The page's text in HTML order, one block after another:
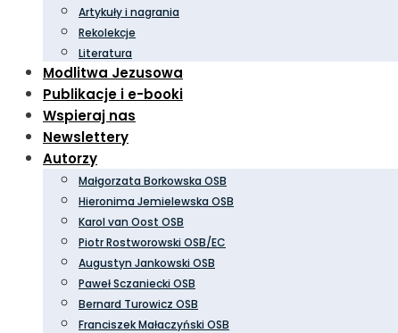
Artykuły i nagrania
Rekolekcje
Literatura
Modlitwa Jezusowa
Publikacje i e-booki
Wspieraj nas
Newslettery
Autorzy
Małgorzata Borkowska OSB
Hieronima Jemielewska OSB
Karol van Oost OSB
Piotr Rostworowski OSB/EC
Augustyn Jankowski OSB
Paweł Sczaniecki OSB
Bernard Turowicz OSB
Franciszek Małaczyński OSB